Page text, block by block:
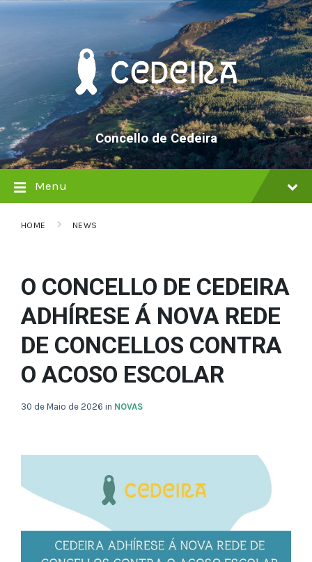
Skip
Skip
Skip
Concello de Cedeira
Menu
HOME NEWS
O CONCELLO DE CEDEIRA
ADHÍRESE Á NOVA REDE
DE CONCELLOS CONTRA
O ACOSO ESCOLAR
30 de Maio de 2026 in NOVAS